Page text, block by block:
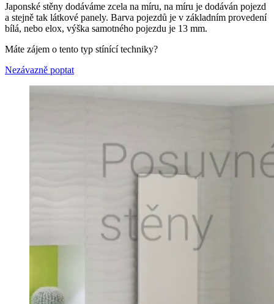
Japonské stěny dodáváme zcela na míru, na míru je dodáván pojezd
a stejně tak látkové panely. Barva pojezdů je v základním provedení
bílá, nebo elox, výška samotného pojezdu je 13 mm.
Máte zájem o tento typ stínící techniky?
Nezávazně poptat